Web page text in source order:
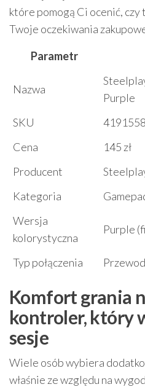
które pomogą Ci ocenić, czy
Twoje oczekiwania
Parametr
Nazwa
Purple
SKU
Cena
145 zł
Producent
Kategoria
Wersja
kolorystyczna
Purple
Typ połączenia
Komfort grania
kontroler, który
sesje
Wiele osób wybiera
właśnie ze względu na